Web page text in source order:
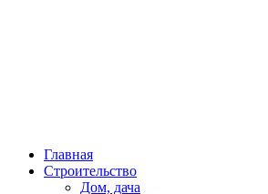
Главная
Строительство
Дом, дача